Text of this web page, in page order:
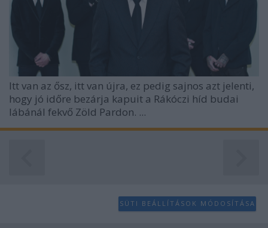
Itt van az ősz, itt van újra, ez pedig sajnos azt jelenti,
hogy jó időre bezárja kapuit a Rákóczi híd budai
lábánál fekvő Zöld Pardon. ...
SÜTI BEÁLLÍTÁSOK MÓDOSÍTÁSA